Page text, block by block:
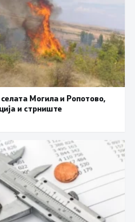
Могила и Ропотово,
и стрниште